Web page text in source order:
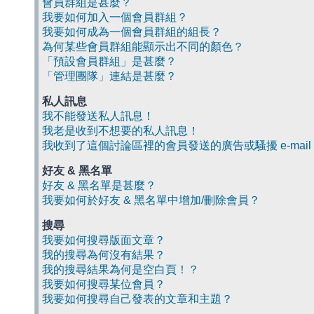
會員群組是甚麼？
我要如何加入一個會員群組？
我要如何成為一個會員群組的組長？
為何某些會員群組能顯示出不同的顏色？
「預設會員群組」是甚麼？
「管理團隊」連結是甚麼？
私人訊息
我不能發送私人訊息！
我老是收到不想要的私人訊息！
我收到了這個討論區裡的會員發送的廣告或騷擾 e-mail
好友 & 黑名單
好友 & 黑名單是甚麼？
我要如何於好友 & 黑名單中增加/刪除會員？
搜尋
我要如何搜尋版面文章？
我的搜尋為何沒有結果？
我的搜尋結果為何是空白頁！？
我要如何搜尋某位會員？
我要如何搜尋自己發表的文章和主題？